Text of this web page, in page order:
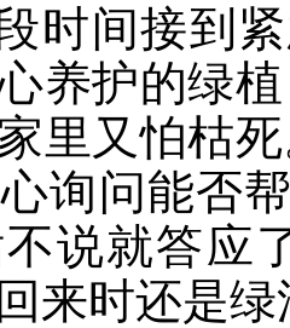
时间接到
养护的绿
里又怕枯
询问能否
说就答应
来时还是